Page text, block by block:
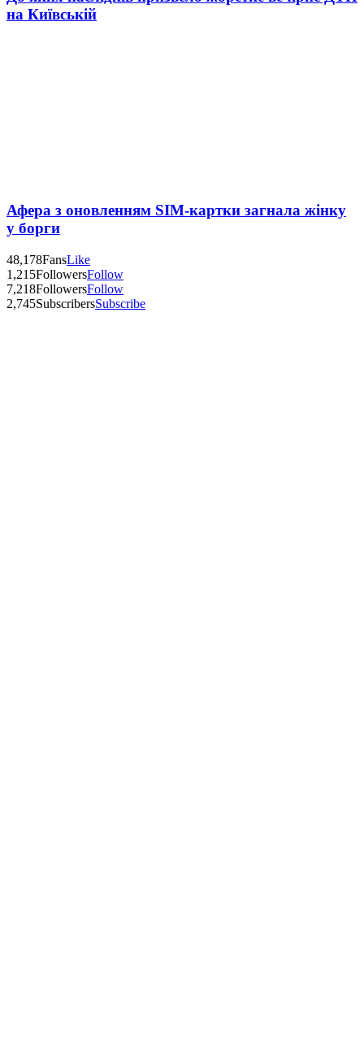
на Київській
Афера з оновленням SIM-картки загнала жінку
у борги
48,178FansLike
1,215FollowersFollow
7,218FollowersFollow
2,745SubscribersSubscribe